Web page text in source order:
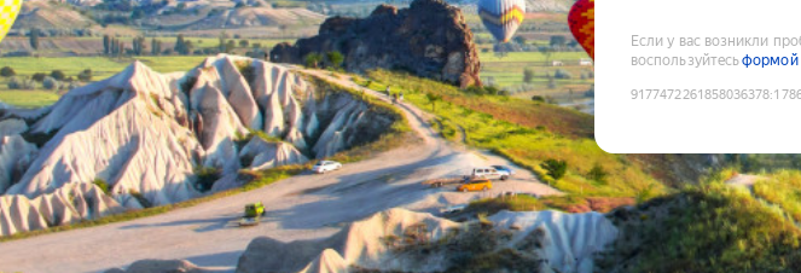
Если у вас возникли
воспользуйтесьформой
9177472261858036378: